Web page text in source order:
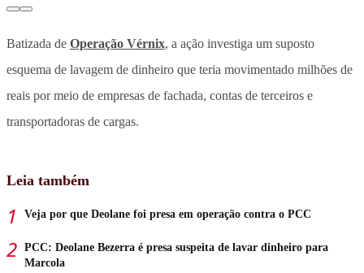
Batizada de Operação Vérnix, a ação investiga um suposto
esquema de lavagem de dinheiro que teria movimentado milhões de
reais por meio de empresas de fachada, contas de terceiros e
transportadoras de cargas.
Leia também
Veja por que Deolane foi presa em operação contra o PCC
PCC: Deolane Bezerra é presa suspeita de lavar dinheiro para
Marcola